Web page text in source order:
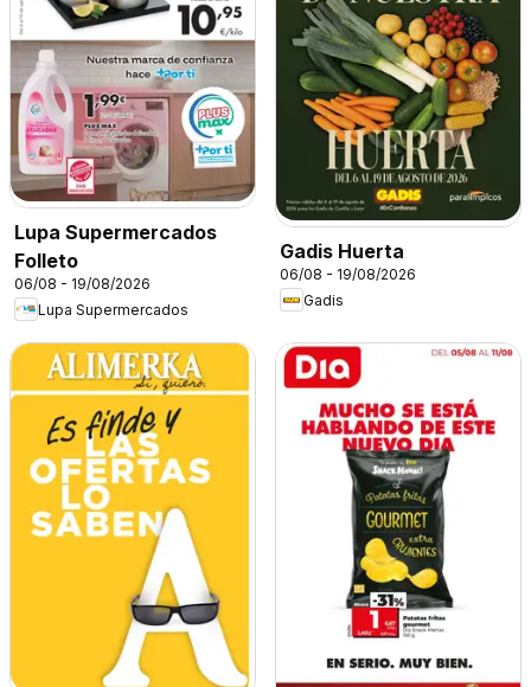
Lupa Supermercados
Folleto
06/08 - 19/08/2026
Lupa Supermercados
Gadis Huerta
06/08 - 19/08/2026
Gadis